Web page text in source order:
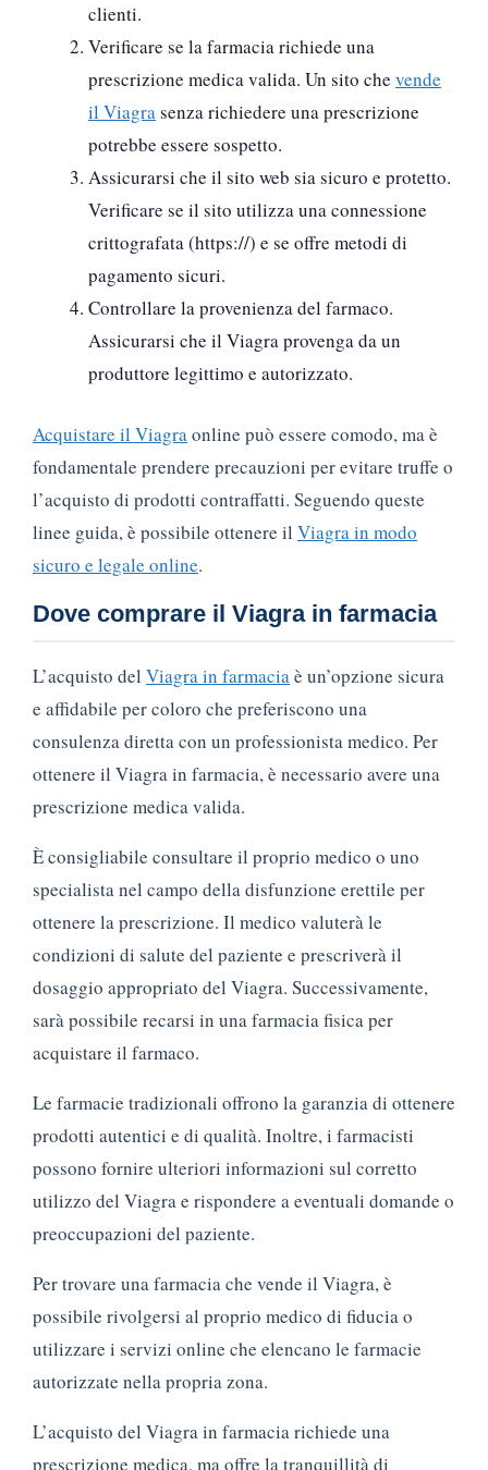
clienti.
Verificare se la farmacia richiede una
prescrizione medica valida. Un sito che vende
il Viagrasenza richiedere una prescrizione
potrebbe essere sospetto.
Assicurarsi che il sito web sia sicuro e protetto.
Verificare se il sito utilizza una connessione
crittografata (https://) e se offre metodi di
pagamento sicuri.
Controllare la provenienza del farmaco.
Assicurarsi che il Viagra provenga da un
produttore legittimo e autorizzato.
Acquistare il Viagra online può essere comodo, ma è
fondamentale prendere precauzioni per evitare truffe o
l’acquisto di prodotti contraffatti. Seguendo queste
linee guida, è possibile ottenere il Viagra in modo
sicuro e legale online.
Dove comprare il Viagra in farmacia
L’acquisto del Viagra in farmacia è un’opzione sicura
e affidabile per coloro che preferiscono una
consulenza diretta con un professionista medico. Per
ottenere il Viagra in farmacia, è necessario avere una
prescrizione medica valida.
È consigliabile consultare il proprio medico o uno
specialista nel campo della disfunzione erettile per
ottenere la prescrizione. Il medico valuterà le
condizioni di salute del paziente e prescriverà il
dosaggio appropriato del Viagra. Successivamente,
sarà possibile recarsi in una farmacia fisica per
acquistare il farmaco.
Le farmacie tradizionali offrono la garanzia di ottenere
prodotti autentici e di qualità. Inoltre, i farmacisti
possono fornire ulteriori informazioni sul corretto
utilizzo del Viagra e rispondere a eventuali domande o
preoccupazioni del paziente.
Per trovare una farmacia che vende il Viagra, è
possibile rivolgersi al proprio medico di fiducia o
utilizzare i servizi online che elencano le farmacie
autorizzate nella propria zona.
L’acquisto del Viagra in farmacia richiede una
prescrizione medica, ma offre la tranquillità di